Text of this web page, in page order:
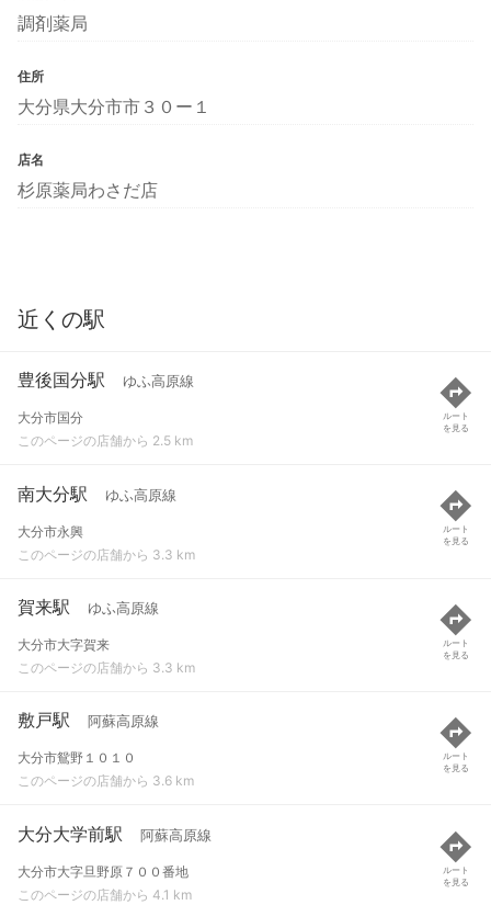
調剤薬局
住所
大分県大分市市３０ー１
店名
杉原薬局わさだ店
近くの駅
豊後国分駅 ゆふ高原線
大分市国分
このページの店舗から 2.5 km
ルート
を見る
南大分駅 ゆふ高原線
大分市永興
このページの店舗から 3.3 km
ルート
を見る
賀来駅 ゆふ高原線
大分市大字賀来
このページの店舗から 3.3 km
ルート
を見る
敷戸駅 阿蘇高原線
大分市鴛野１０１０
このページの店舗から 3.6 km
ルート
を見る
大分大学前駅 阿蘇高原線
大分市大字旦野原７００番地
このページの店舗から 4.1 km
ルート
を見る